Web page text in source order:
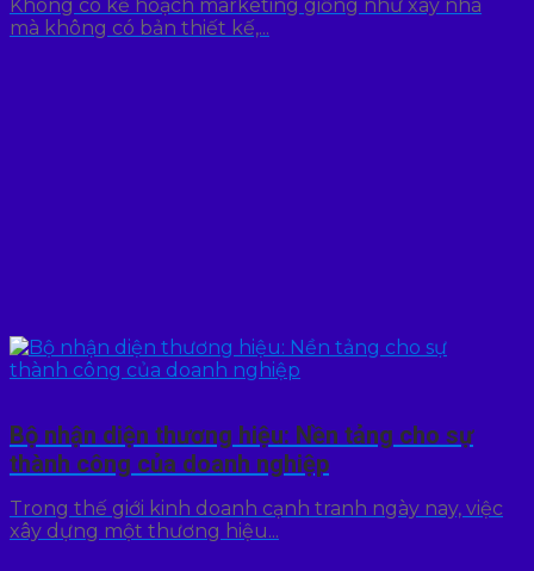
Không có kế hoạch marketing giống như xây nhà
mà không có bản thiết kế,...
Bộ nhận diện thương hiệu: Nền tảng cho sự
thành công của doanh nghiệp
Trong thế giới kinh doanh cạnh tranh ngày nay, việc
xây dựng một thương hiệu...